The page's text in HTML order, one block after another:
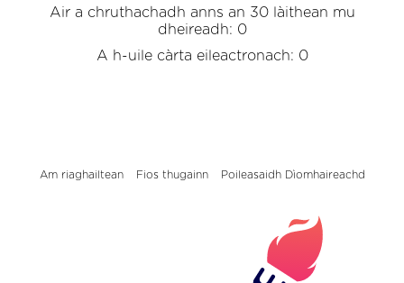
Air a chruthachadh anns an 30 làithean mu
dheireadh: 0
A h-uile càrta eileactronach: 0
Am riaghailtean Fios thugainn Poileasaidh Dìomhaireachd